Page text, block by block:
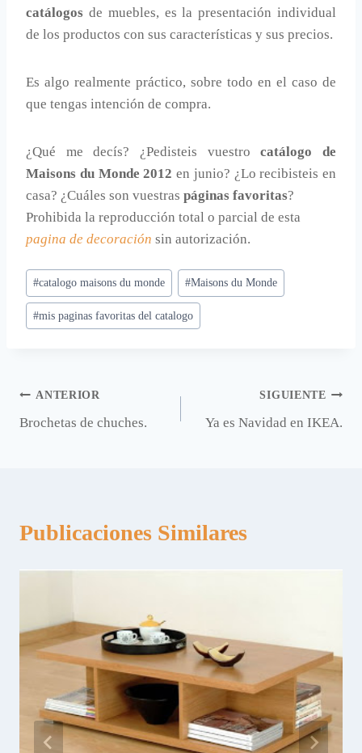
catálogos de muebles, es la presentación individual
de los productos con sus características y sus precios.
Es algo realmente práctico, sobre todo en el caso de
que tengas intención de compra.
¿Qué me decís? ¿Pedisteis vuestrocatálogo de
Maisons du Monde 2012 en junio? ¿Lo recibisteis en
casa? ¿Cuáles son vuestras páginas favoritas?
Prohibida la reproducción total o parcial de esta
pagina de decoración sin autorización.
Etiquetas
de
la
#catalogo maisons du monde #Maisons du Monde
#mis paginas favoritas del catalogo
Navegación
de
ANTERIOR
Brochetas de chuches.
SIGUIENTE
Ya es Navidad en IKEA.
Publicaciones Similares